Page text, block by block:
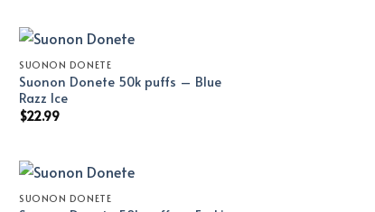
SUONON DONETE
Suonon Donete 50k puffs – Blue
Razz Ice
$22.99
SUONON DONETE